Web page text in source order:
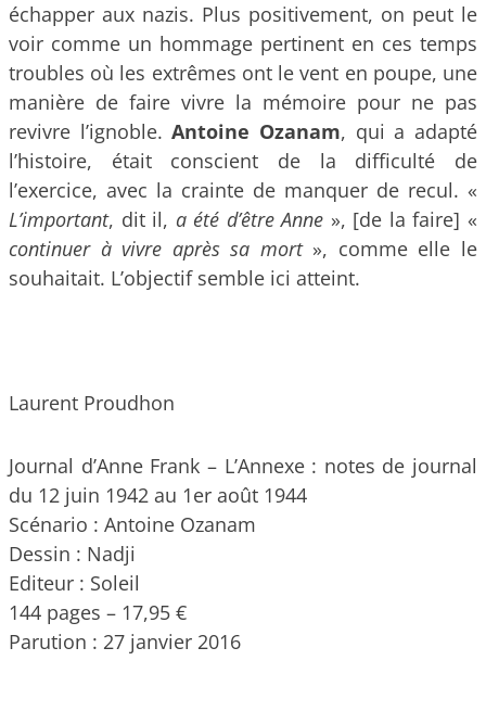
échapper aux nazis. Plus positivement, on peut le
voir comme un hommage pertinent en ces temps
troubles où les extrêmes ont le vent en poupe, une
manière de faire vivre la mémoire pour ne pas
revivre l’ignoble.Antoine Ozanam, qui a adapté
l’histoire, était conscient de la difficulté de
l’exercice, avec la crainte de manquer de recul. «
L’important, dit il, a été d’être Anne », [de la faire] «
continuer à vivre après sa mort», comme elle le
souhaitait. L’objectif semble ici atteint.
Laurent Proudhon
Journal d’Anne Frank – L’Annexe : notes de journal
du 12 juin 1942 au 1er août 1944
Scénario : Antoine Ozanam
Dessin : Nadji
Editeur : Soleil
144 pages – 17,95 €
Parution : 27 janvier 2016